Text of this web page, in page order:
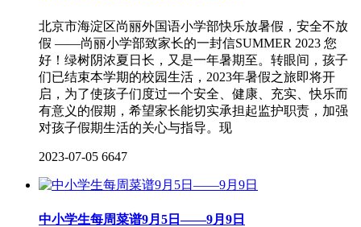
北京市海淀区尚丽外国语小学部快乐放暑假，安全不放
假 ——尚丽小学部致家长的一封信SUMMER 2023 您
好！绿树阴浓夏日长，又是一年暑期至。转眼间，孩子
们已结束本学期的校园生活，2023年暑假之旅即将开
启，为了使孩子们度过一个安全、健康、充实、快乐而
有意义的假期，希望家长能切实承担起监护职责，加强
对孩子假期生活的关心与指导。现
2023-07-05 6647
中小学生每周菜谱9月5日——9月9日